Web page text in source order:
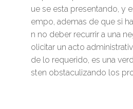
ue se esta presentando, y
empo, ademas de que si
n no deber recurrir a una
olicitar un acto
de lo requerido, es una
sten obstaculizando los